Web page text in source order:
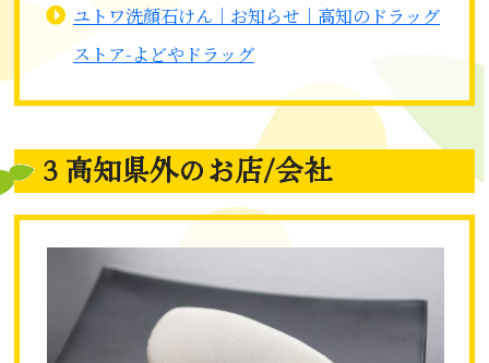
ユトワ洗顔石けん｜お知らせ｜高知のドラッグ
ストア-よどやドラッグ
３高知県外のお店/会社